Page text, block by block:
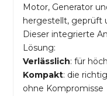
Motor, Generator
hergestellt, geprüft
Dieser integrierte
Lösung:
Verlässlich: für
Kompakt: die
ohne Kompromisse